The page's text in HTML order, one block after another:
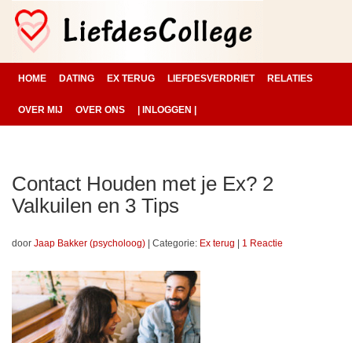
HOME DATING EX TERUG LIEFDESVERDRIET RELATIES
OVER MIJ OVER ONS | INLOGGEN |
Contact Houden met je Ex? 2
Valkuilen en 3 Tips
door Jaap Bakker (psycholoog) Categorie: Ex terug 1 Reactie